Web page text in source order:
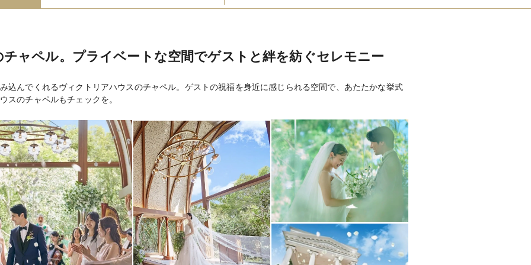
フランス料理11,000円～
持込料金 衣装（応相談）、引出物（応相談）
設備
クローク、更衣室、着付室、音響照明、グランドピアノ、
フォトギャラリーを見る
宿泊施設 紹介有（ゲスト宿泊の紹介も可能 ※要相談）
二次会
二次会プラン有 ※日程・時間指定有、邸宅貸切可・会場装
飾をそのまま使用可・幹事とプランナーの打合せ可
送迎
送迎バス有※大垣・各務原・羽島・一宮・名古屋など岐阜
県・愛知県全域／岐阜駅からタクシーチケット有
支払方法 前払い・ご祝儀払い・後払いの各種支払方法を用意 ※詳細
ャペル。プライベートな空間でゲストと絆を紡ぐセレモニー
込んでくれるヴィクトリアハウスのチャペル。ゲストの祝福を身近に感じられる空間で、あたたかな挙式
スのチャペルもチェックを。